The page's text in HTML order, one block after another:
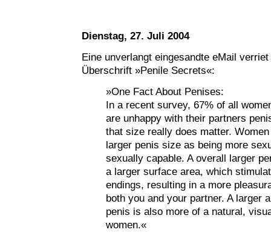
Dienstag, 27. Juli 2004
Eine unverlangt eingesandte eMail
Überschrift »Penile Secrets«:
»One Fact About Penises:
In a recent survey, 67% of all
are unhappy with their partners
that size really does matter.
larger penis size as being more
sexually capable. A overall larger
a larger surface area, which
endings, resulting in a more
both you and your partner. A larger
penis is also more of a natural,
women.«